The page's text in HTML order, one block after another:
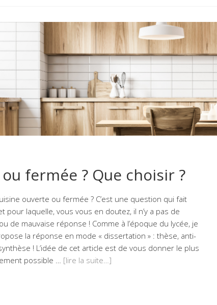
fermée ? Que choisir ?
ouverte ou fermée ? C’est une question qui fait
pour laquelle, vous vous en doutez, il n’y a pas de
de mauvaise réponse ! Comme à l’époque du lycée, je
la réponse en mode « dissertation » : thèse, anti-
! L’idée de cet article est de vous donner le plus
possible … [lire la suite…]